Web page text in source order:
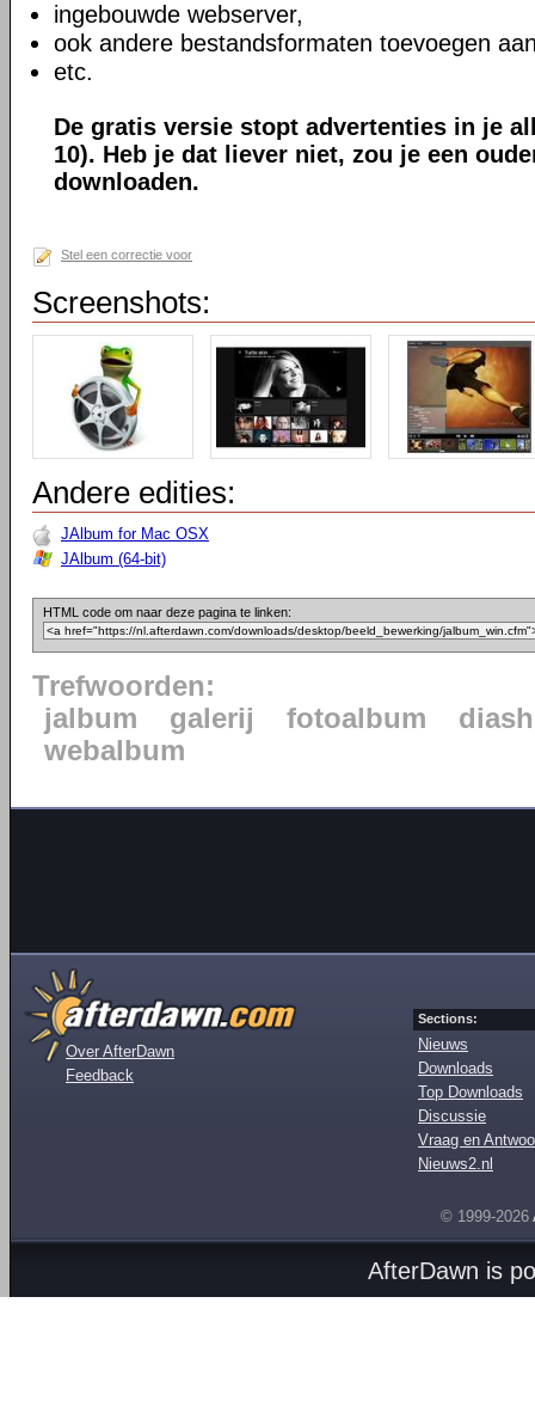
ingebouwde webserver,
ook andere bestandsformaten toevoegen
etc.
De gratis versie stopt advertenties in je
10). Heb je dat liever niet, zou je een
downloaden.
Stel een correctie voor
Screenshots:
Andere edities:
JAlbum for Mac OSX
JAlbum (64-bit)
HTML code om naar deze pagina te linken:
Trefwoorden:
jalbum
galerij fotoalbum
webalbum
Over AfterDawn
Feedback
Sections:
Nieuws
Downloads
Top Downloads
Discussie
Vraag en
Nieuws2.nl
© 1999-2026
AfterDawn is